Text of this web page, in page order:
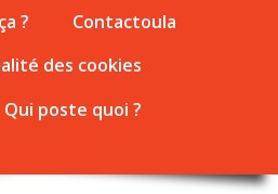
?
Contactoula
des cookies
Qui poste quoi ?